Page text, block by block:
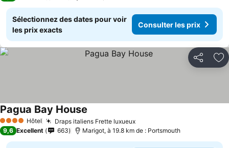
Sélectionnez des dates pour voir
les prix exacts
Consulter les prix
Partager
4 Étoiles Hôtel Draps italiens Frette luxueuxConsulter les prix
Pagua Bay House
9,6 Excellent 663 Marigot, à 19.8 km de : Portsmouth